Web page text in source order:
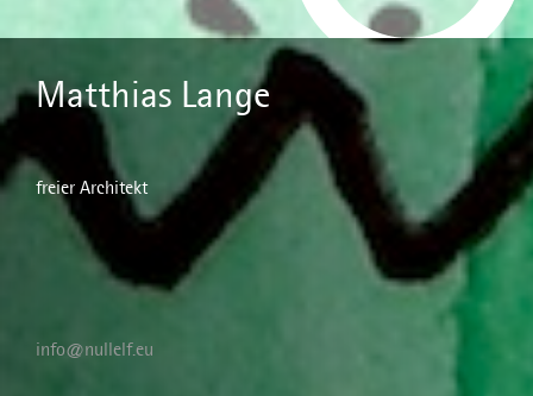
Matthias Lange
freier Architekt
info@nullelf.eu